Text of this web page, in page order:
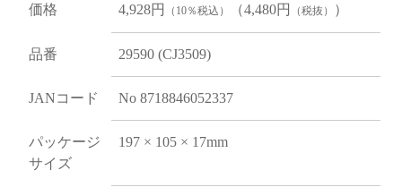
価格 4,928円 （10％税込） （4,480円 （税抜） ）
品番 29590 (CJ3509)
JANコード No 8718846052337
パッケージ
サイズ
197 × 105 × 17mm